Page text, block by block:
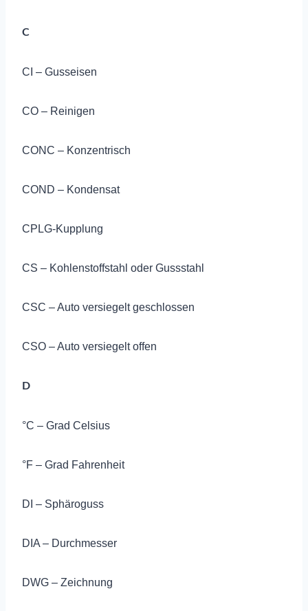
C
CI – Gusseisen
CO – Reinigen
CONC – Konzentrisch
COND – Kondensat
CPLG-Kupplung
CS – Kohlenstoffstahl oder Gussstahl
CSC – Auto versiegelt geschlossen
CSO – Auto versiegelt offen
D
°C – Grad Celsius
°F – Grad Fahrenheit
DI – Sphäroguss
DIA – Durchmesser
DWG – Zeichnung